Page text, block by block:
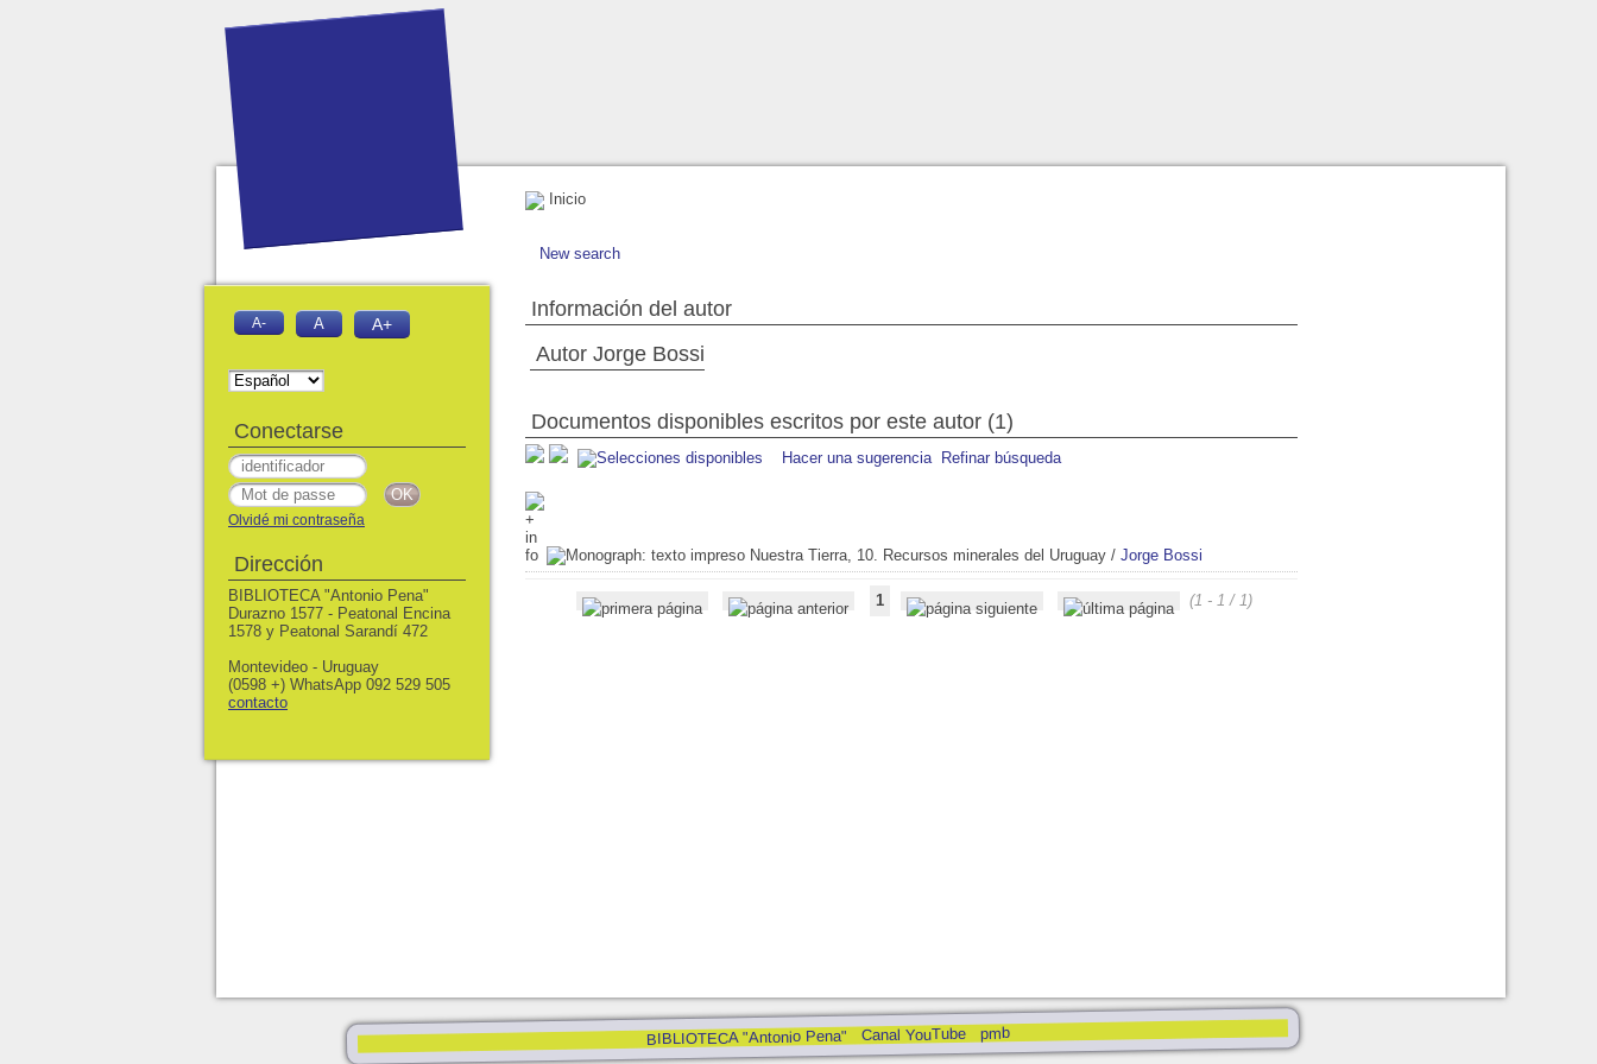
Inicio
New search
Información del autor
Autor Jorge Bossi
Documentos disponibles escritos por este autor (1)
Hacer una sugerencia Refinar búsqueda
Nuestra Tierra, 10. Recursos minerales del Uruguay / Jorge Bossi
1 (1 - 1 / 1)
BIBLIOTECA "Antonio Pena" Canal YouTube pmb
A- A A+
Conectarse
Olvidé mi contraseña
Dirección
BIBLIOTECA "Antonio Pena"
Durazno 1577 - Peatonal Encina
1578 y Peatonal Sarandí 472
Montevideo - Uruguay
(0598 +) WhatsApp 092 529 505
contacto